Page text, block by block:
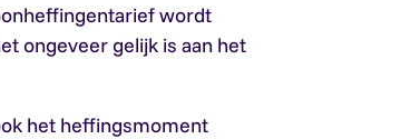
wordt
ongeveer gelijk is aan het
het heffingsmoment